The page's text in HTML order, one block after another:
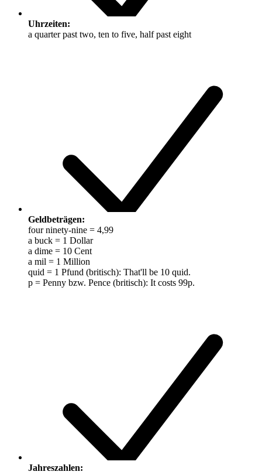
Uhrzeiten:
a quarter past two, ten to five, half past eight
Geldbeträgen:
four ninety-nine = 4,99
a buck = 1 Dollar
a dime = 10 Cent
a mil = 1 Million
quid = 1 Pfund (britisch): That'll be 10 quid.
p = Penny bzw. Pence (britisch): It costs 99p.
Jahreszahlen: